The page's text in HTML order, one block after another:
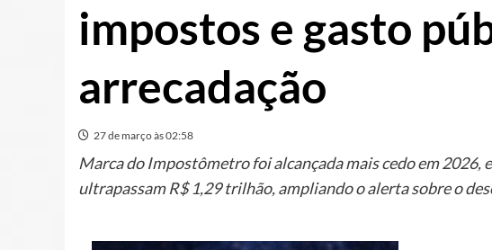
impostos e gasto
arrecadação
27 de março às 02:58
Marca do Impostômetro foi alcançada mais cedo em 2026,
ultrapassam R$ 1,29 trilhão, ampliando o alerta sobre o